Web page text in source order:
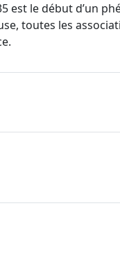
est le début d’un
toutes les